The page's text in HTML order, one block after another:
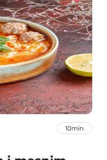
10min